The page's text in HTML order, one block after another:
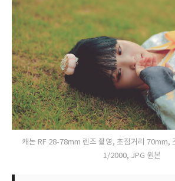
캐논 RF 28-78mm 렌즈 촬영, 초점거리 70mm,
1/2000, JPG 원본